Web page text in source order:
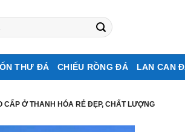
THƯ ĐÁ CHIẾU RỒNG ĐÁ LAN CAN
CẤP Ở THANH HÓA RẺ ĐẸP, CHẤT LƯỢNG